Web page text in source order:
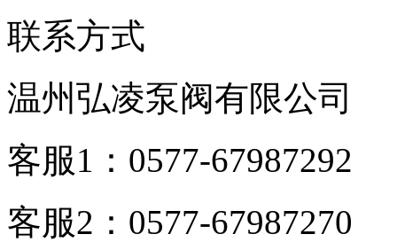
联系方式
温州弘凌泵阀有限公司
客服1：0577-67987292
客服2：0577-67987270